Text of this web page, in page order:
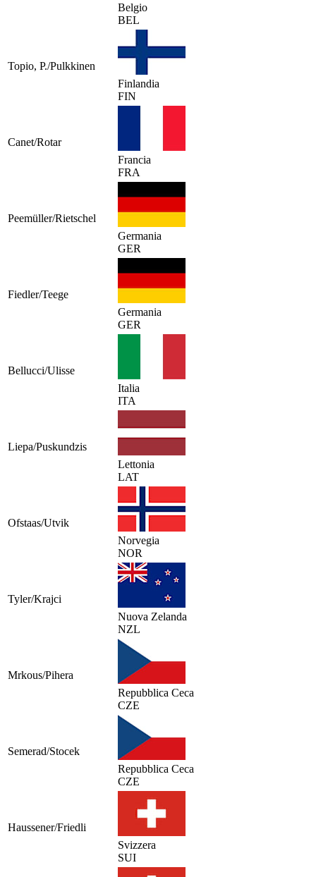
Belgio
BEL
Topio, P./Pulkkinen
Finlandia
FIN
Canet/Rotar
Francia
FRA
Peemüller/Rietschel
Germania
GER
Fiedler/Teege
Germania
GER
Bellucci/Ulisse
Italia
ITA
Liepa/Puskundzis
Lettonia
LAT
Ofstaas/Utvik
Norvegia
NOR
Tyler/Krajci
Nuova Zelanda
NZL
Mrkous/Pihera
Repubblica Ceca
CZE
Semerad/Stocek
Repubblica Ceca
CZE
Haussener/Friedli
Svizzera
SUI